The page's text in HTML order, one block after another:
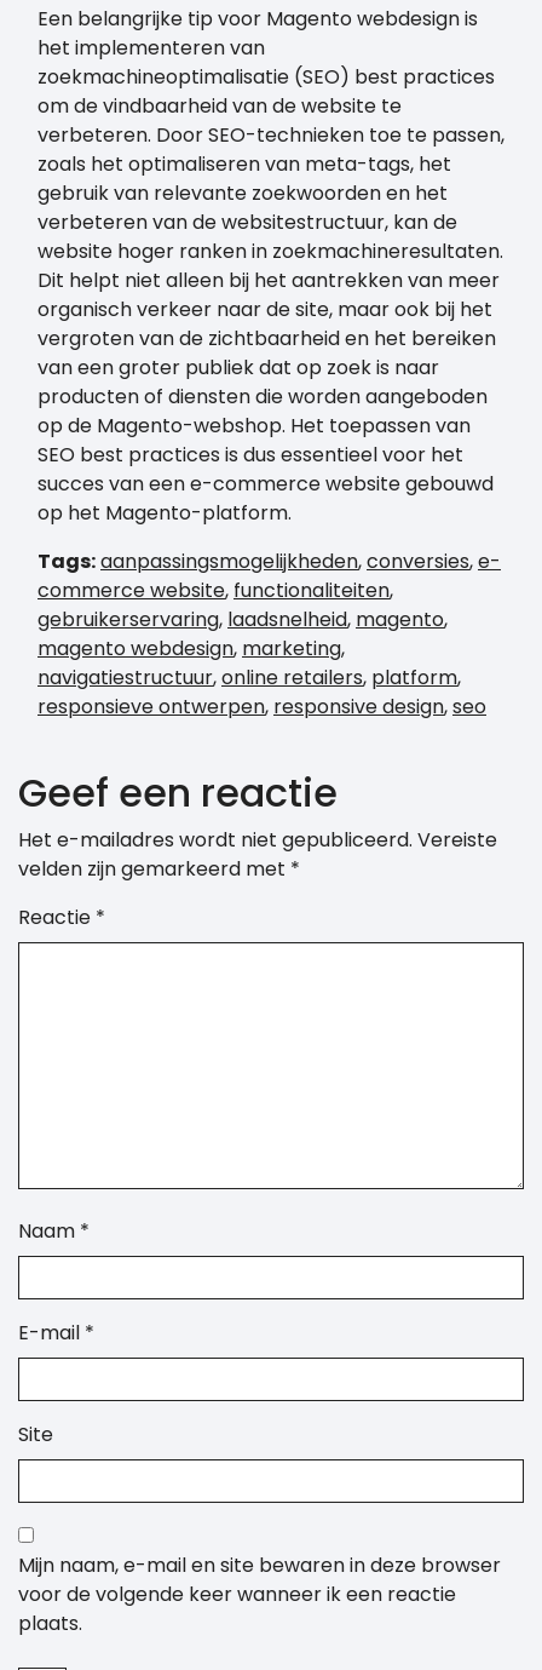
Een belangrijke tip voor Magento webdesign is
het implementeren van
zoekmachineoptimalisatie (SEO) best practices
om de vindbaarheid van de website te
verbeteren. Door SEO-technieken toe te passen,
zoals het optimaliseren van meta-tags, het
gebruik van relevante zoekwoorden en het
verbeteren van de websitestructuur, kan de
website hoger ranken in zoekmachineresultaten.
Dit helpt niet alleen bij het aantrekken van meer
organisch verkeer naar de site, maar ook bij het
vergroten van de zichtbaarheid en het bereiken
van een groter publiek dat op zoek is naar
producten of diensten die worden aangeboden
op de Magento-webshop. Het toepassen van
SEO best practices is dus essentieel voor het
succes van een e-commerce website gebouwd
op het Magento-platform.
Tags:aanpassingsmogelijkheden,conversies,e-
commerce website, functionaliteiten,
gebruikerservaring, laadsnelheid, magento,
magento webdesign, marketing,
navigatiestructuur,online retailers, platform,
responsieve ontwerpen, responsive design,seo
Geef een reactie
Het e-mailadres wordt niet gepubliceerd. Vereiste
velden zijn gemarkeerd met *
Reactie *
Naam *
E-mail *
Site
Mijn naam, e-mail en site bewaren in deze browser
voor de volgende keer wanneer ik een reactie
plaats.